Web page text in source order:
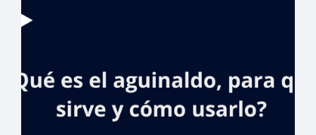
celebra la vida
de- las Mirabal